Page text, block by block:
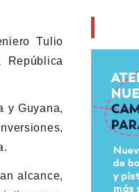
Tulio
República
y Guyana,
alcance,